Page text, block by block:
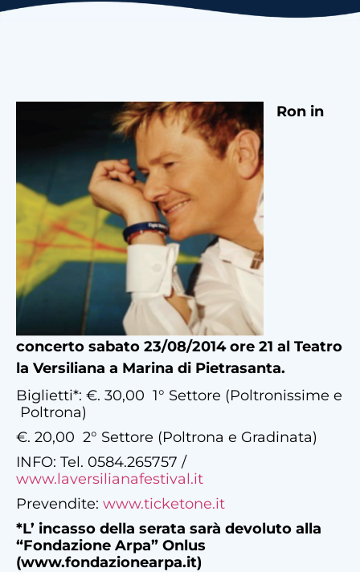
Ron in
concerto sabato 23/08/2014 ore 21 al Teatro
la Versiliana a Marina di Pietrasanta.
Biglietti*: €. 30,00 1° Settore (Poltronissime e
Poltrona)
€. 20,00 2° Settore (Poltrona e Gradinata)
INFO: Tel. 0584.265757 /
www.laversilianafestival.it
Prevendite: www.ticketone.it
*L’ incasso della serata sarà devoluto alla
“Fondazione Arpa” Onlus
(www.fondazionearpa.it)